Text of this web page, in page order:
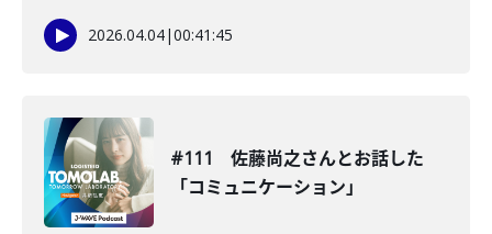
2026.04.04|00:41:45
#111 佐藤尚之さんとお話した
「コミュニケーション」